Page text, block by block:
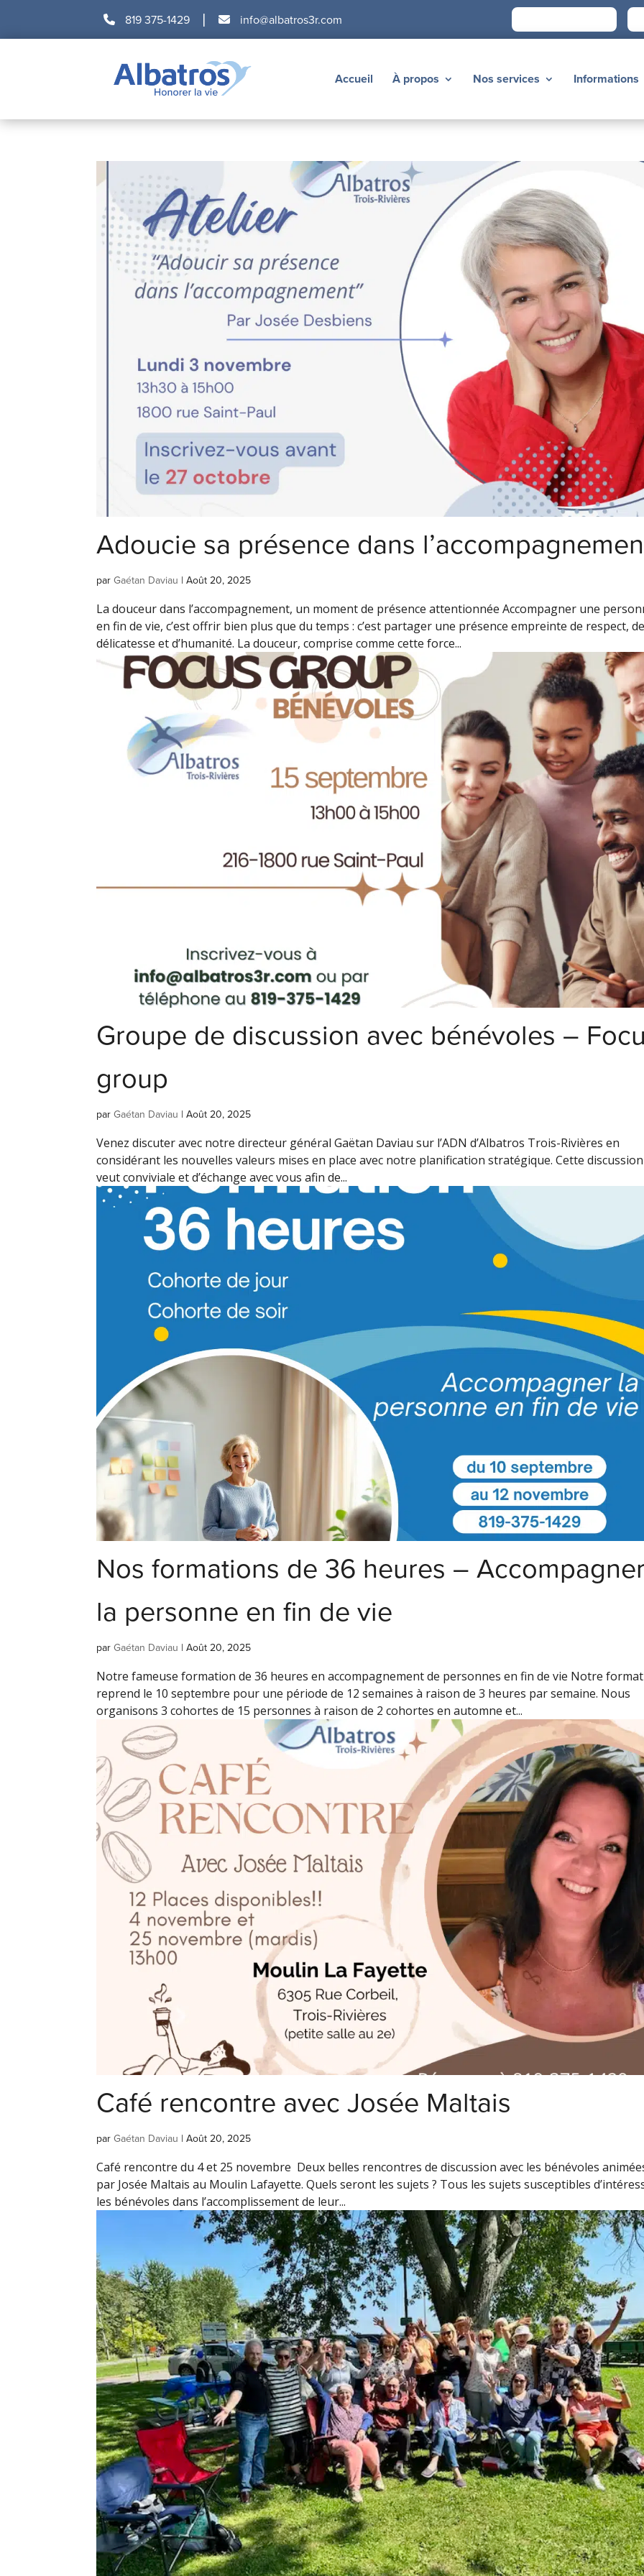
819 375-1429 | info@albatros3r.com
Accueil À propos Nos services Informations
Adoucie sa présence dans
parGaétan Daviau |Août 20, 2025
La douceur dans l’accompagnement, un moment de présence attentionnée Accompagner une
en fin de vie, c’est offrir bien plus que du temps : c’est partager une présence empreinte de respect,
délicatesse et d’humanité. La douceur, comprise comme cette force...
Groupe de discussion avec bénévoles –
group
parGaétan Daviau |Août 20, 2025
Venez discuter avec notre directeur général Gaëtan Daviau sur l’ADN d’Albatros Trois-Rivières en
considérant les nouvelles valeurs mises en place avec notre planification stratégique. Cette
veut conviviale et d’échange avec vous afin de...
Nos formations de 36 heures –
la personne en fin de vie
parGaétan Daviau |Août 20, 2025
Notre fameuse formation de 36 heures en accompagnement de personnes en fin de vie Notre
reprend le 10 septembre pour une période de 12 semaines à raison de 3 heures par semaine. Nous
organisons 3 cohortes de 15 personnes à raison de 2 cohortes en automne et...
Café rencontre avec Josée Maltais
parGaétan Daviau |Août 20, 2025
Café rencontre du 4 et 25 novembre Deux belles rencontres de discussion avec les bénévoles
par Josée Maltais au Moulin Lafayette. Quels seront les sujets ? Tous les sujets susceptibles
les bénévoles dans l’accomplissement de leur...